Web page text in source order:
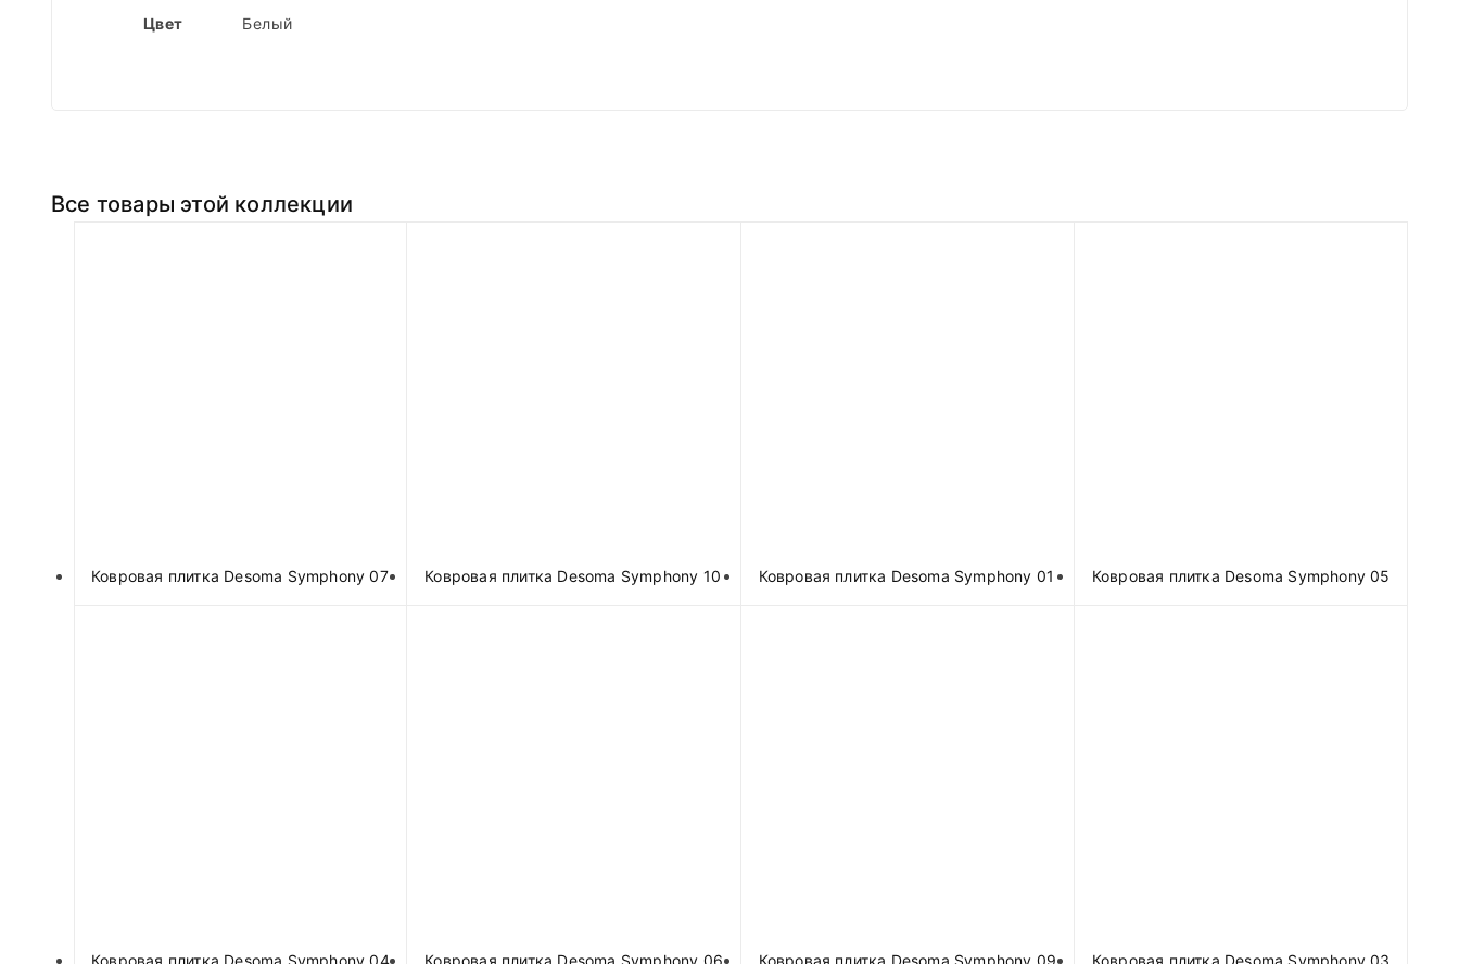
Цвет Белый
Все товары этой коллекции
Ковровая плитка Desoma Symphony 07 Ковровая плитка Desoma Symphony 10 Ковровая плитка Desoma Symphony 01 Ковровая плитка Desoma Symphony 05
Ковровая плитка Desoma Symphony 04 Ковровая плитка Desoma Symphony 06 Ковровая плитка Desoma Symphony 09 Ковровая плитка Desoma Symphony 03